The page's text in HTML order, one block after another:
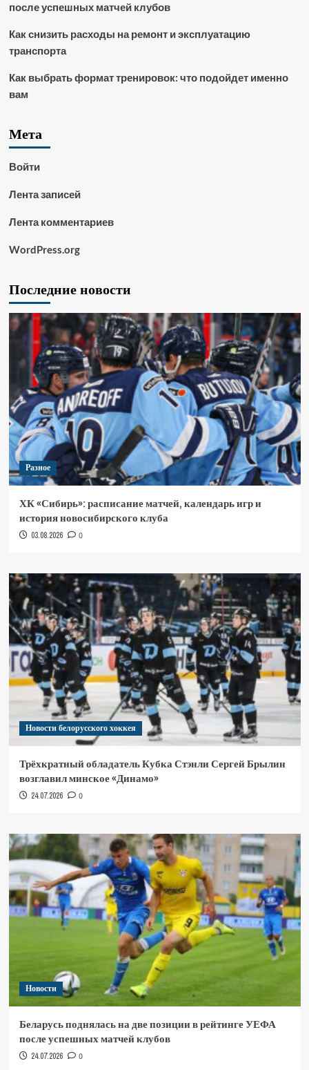
после успешных матчей клубов
Как снизить расходы на ремонт и эксплуатацию
транспорта
Как выбрать формат тренировок: что подойдет именно
вам
Мета
Войти
Лента записей
Лента комментариев
WordPress.org
Последние новости
Разное
ХК «Сибирь»: расписание матчей, календарь игр и
история новосибирского клуба
03.08.2026 0
Новости белорусского хоккея
Трёхкратный обладатель Кубка Стэнли Сергей Брылин
возглавил минское «Динамо»
24.07.2026 0
Новости
Беларусь поднялась на две позиции в рейтинге УЕФА
после успешных матчей клубов
24.07.2026 0